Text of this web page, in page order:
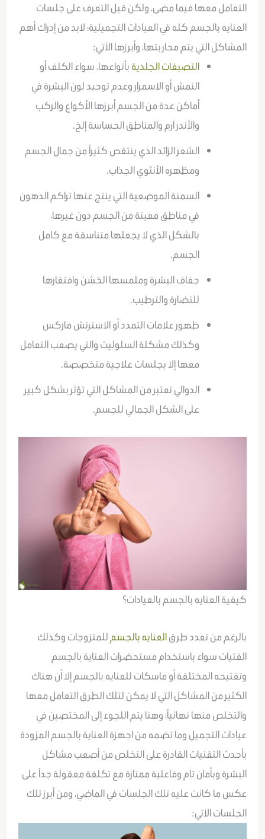
التعامل معها فيما مضى، ولكن قبل التعرف على جلسات
العنايه بالجسم كله في العيادات التجميلية؛ لابد من إدراك أهم
المشاكل التي يتم محاربتها، وأبرزها الآتي:
التصبغات الجلدية بأنواعها، سواء الكلف أو
النمش أو الاسمرار وعدم توحيد لون البشرة في
أماكن عدة من الجسم أبرزها الأكواع والركب
والأندر آرم والمناطق الحساسة إلخ.
الشعر الزائد الذي ينتقص كثيراً من جمال الجسم
ومظهره الأنثوي الجذاب.
السمنة الموضعية التي ينتج عنها تراكم الدهون
في مناطق معينة من الجسم دون غيرها،
بالشكل الذي لا يجعلها متناسقة مع كامل
الجسم.
جفاف البشرة وملمسها الخشن وافتقارها
للنضارة والترطيب.
ظهور علامات التمدد أو الاسترتش ماركس
وكذلك مشكلة السلوليت والتي يصعب التعامل
معها إلا بجلسات علاجية متخصصة.
الدوالي تعتبر من المشاكل التي تؤثر بشكل كبير
على الشكل الجمالي للجسم.
كيفية العنايه بالجسم بالعيادات؟
بالرغم من تعدد طرقالعنايه بالجسمللمتزوجات وكذلك
الفتيات سواء باستخدام مستحضرات العناية بالجسم
وتفتيحه المختلفة أو ماسكات للعنايه بالجسم إلا أن هناك
الكثير من المشاكل التي لا يمكن لتلك الطرق التعامل معها
والتخلص منها نهائياً؛ وهنا يتم اللجوء إلى المختصين في
عيادات التجميل وما تضمه من اجهزة العناية بالجسم المزودة
بأحدث التقنيات القادرة على التخلص من أصعب مشاكل
البشرة وبأمان تام وفاعلية ممتازة مع تكلفة معقولة جداً على
عكس ما كانت عليه تلك الجلسات في الماضي، ومن أبرز تلك
الجلسات الآتي: